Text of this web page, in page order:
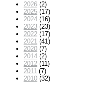
2026 (2)
2025 (17)
2024 (16)
2023 (23)
2022 (17)
2021 (41)
2020 (7)
2014 (2)
2012 (11)
2011 (7)
2010 (32)